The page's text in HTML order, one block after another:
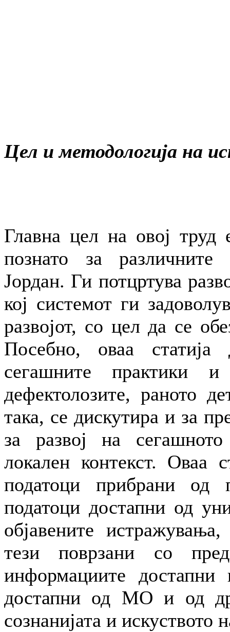
Цел и методологија на
Главна цел на овој
познато за
Јордан. Ги потцртува
кој системот ги
развојот, со цел да се
Посебно, оваа статија
сегашните практики
дефектолозите, раното
така, се дискутира и за
за развој на
локален контекст. Оваа
податоци прибрани од
податоци достапни од
објавените
тези поврзани со
информациите достапни
достапни од МО и од
сознанијата и искуството